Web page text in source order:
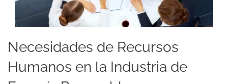
Necesidades de Recursos
Humanos en la Industria de